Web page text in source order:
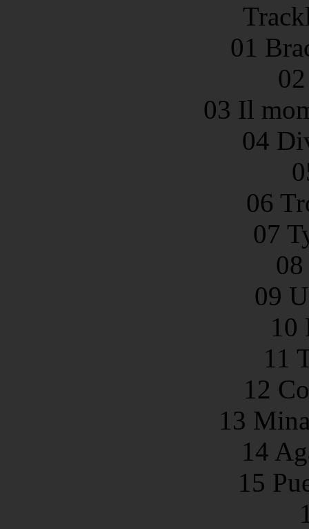
01
03 Il
04
06
07
09
10
11
12
13
14
15